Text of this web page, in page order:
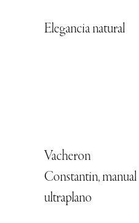
Elegancia natural
Vacheron
Constantin, manual
ultraplano